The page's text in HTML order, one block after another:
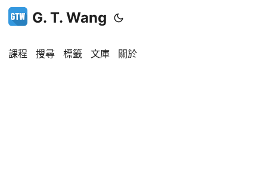
G. T. Wang
課程 搜尋 標籤 文庫 關於